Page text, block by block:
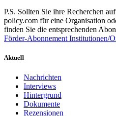
P.S. Sollten Sie ihre Recherchen
policy.com für eine Organisation
finden Sie die entsprechenden
Förder-Abonnement Institutionen/
Aktuell
Nachrichten
Interviews
Hintergrund
Dokumente
Rezensionen